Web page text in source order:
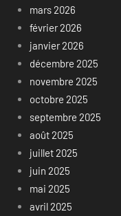
mars 2026
février 2026
janvier 2026
décembre 2025
novembre 2025
octobre 2025
septembre 2025
août 2025
juillet 2025
juin 2025
mai 2025
avril 2025